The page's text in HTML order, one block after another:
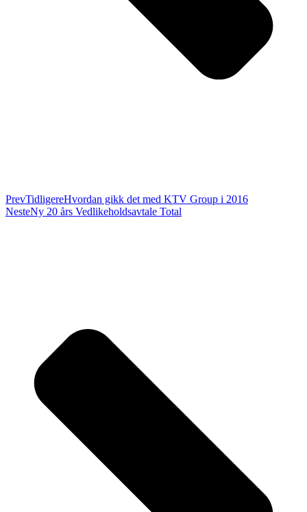
PrevTidligereHvordan gikk det med KTV Group i 2016
NesteNy 20 års Vedlikeholdsavtale Total